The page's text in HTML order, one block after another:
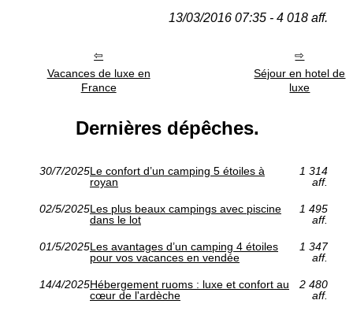
13/03/2016 07:35 - 4 018 aff.
Vacances de luxe en
France
Séjour en hotel de
luxe
Dernières dépêches.
30/7/2025Le confort d’un camping 5 étoiles à
royan
1 314
aff.
02/5/2025Les plus beaux campings avec piscine
dans le lot
1 495
aff.
01/5/2025Les avantages d’un camping 4 étoiles
pour vos vacances en vendée
1 347
aff.
14/4/2025Hébergement ruoms : luxe et confort au
cœur de l'ardèche
2 480
aff.